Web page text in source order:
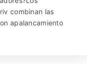
combinan las
apalancamiento
las opciones. Esto